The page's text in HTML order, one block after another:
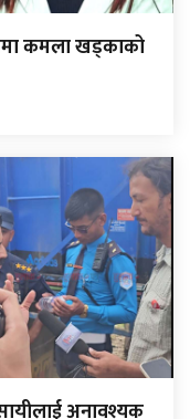
कमला खड्काको
अनावश्यक